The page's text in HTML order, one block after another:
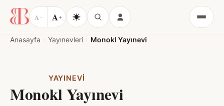
A − A+
Menü
Anasayfa Yayınevleri Monokl Yayınevi
YAYINEVI
Monokl Yayınevi